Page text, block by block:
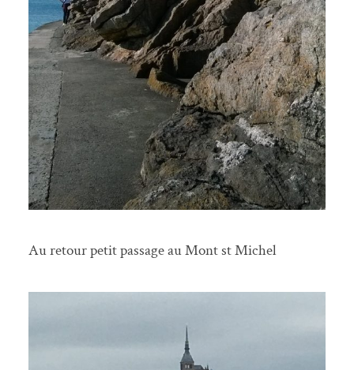
Au retour petit passage au Mont st Michel